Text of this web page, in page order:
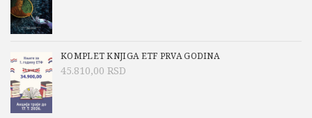
KOMPLET KNJIGA ETF PRVA GODINA
45.810,00 RSD